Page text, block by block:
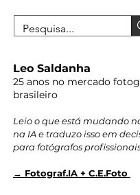
Leo Saldanha
25 anos no mercado
brasileiro
Leio o que está mudando
na IA e traduzo isso em
para fotógrafos
→ Fotograf.IA + C.E.Foto